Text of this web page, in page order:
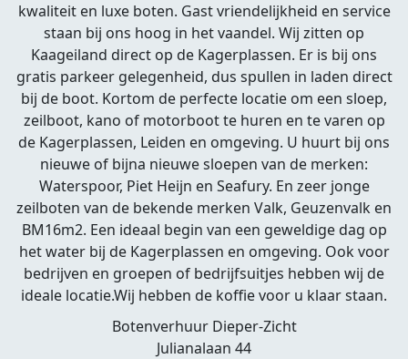
kwaliteit en luxe boten. Gast vriendelijkheid en service
staan bij ons hoog in het vaandel. Wij zitten op
Kaageiland direct op de Kagerplassen. Er is bij ons
gratis parkeer gelegenheid, dus spullen in laden direct
bij de boot. Kortom de perfecte locatie om een sloep,
zeilboot, kano of motorboot te huren en te varen op
de Kagerplassen, Leiden en omgeving. U huurt bij ons
nieuwe of bijna nieuwe sloepen van de merken:
Waterspoor, Piet Heijn en Seafury. En zeer jonge
zeilboten van de bekende merken Valk, Geuzenvalk en
BM16m2. Een ideaal begin van een geweldige dag op
het water bij de Kagerplassen en omgeving. Ook voor
bedrijven en groepen of bedrijfsuitjes hebben wij de
ideale locatie.Wij hebben de koffie voor u klaar staan.
Botenverhuur Dieper-Zicht
Julianalaan 44